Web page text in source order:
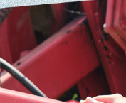
働き続けられる理
声を通じて、その理